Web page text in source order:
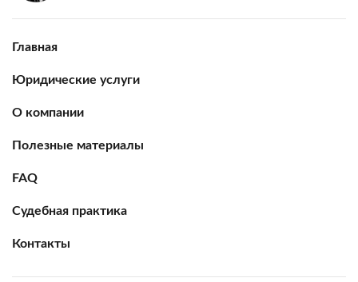
Главная
Юридические услуги
О компании
Полезные материалы
FAQ
Судебная практика
Контакты